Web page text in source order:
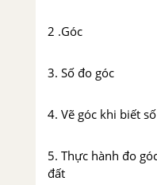
2 .Góc
3. Số đo góc
4. Vẽ góc khi biết
5. Thực hành đo
đất